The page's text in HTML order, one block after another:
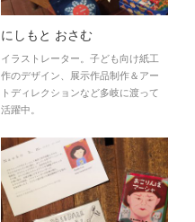
にしもと おさむ
イラストレーター。子ども向け紙工
作のデザイン、展示作品制作＆アー
トディレクションなど多岐に渡って
活躍中。